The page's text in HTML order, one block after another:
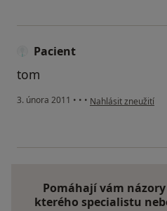
Pacient
tom
3. února 2011 • • • podle názoru
Nahlásit zneužití
Pomáhají vám
kterého specialistu